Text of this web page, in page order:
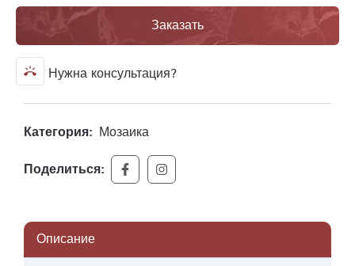
Заказать
ring_volume Нужна консультация?
Категория: Мозаика
Поделиться:
Описание